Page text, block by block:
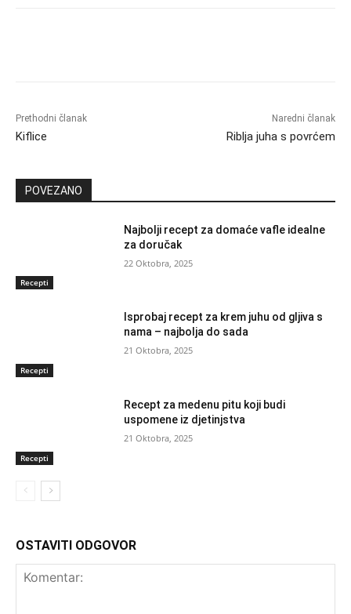
Prethodni članak
Kiflice
Naredni članak
Riblja juha s povrćem
POVEZANO
Recepti
Najbolji recept za domaće vafle idealne
za doručak
22 Oktobra, 2025
Recepti
Isprobaj recept za krem juhu od gljiva s
nama – najbolja do sada
21 Oktobra, 2025
Recepti
Recept za medenu pitu koji budi
uspomene iz djetinjstva
21 Oktobra, 2025
OSTAVITI ODGOVOR